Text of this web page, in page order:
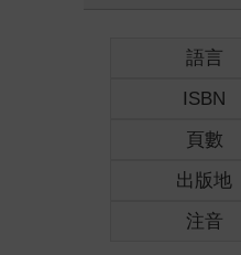
語言
ISBN
頁數
出版地
注音